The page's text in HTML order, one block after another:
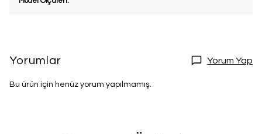
Yorumlar Yorum Yap
Bu ürün için henüz yorum yapılmamış.